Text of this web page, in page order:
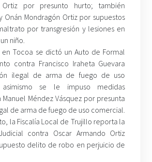
Ortiz por presunto hurto; también
Onán Mondragón Ortiz por supuestos
por transgresión y lesiones en
niño.
en Tocoa se dictó un Auto de Formal
contra Francisco Iraheta Guevara
ilegal de arma de fuego de uso
asimismo se le impuso medidas
Manuel Méndez Vásquez por presunta
de arma de fuego de uso comercial.
la Fiscalía Local de Trujillo reporta la
contra Oscar Armando Ortiz
delito de robo en perjuicio de